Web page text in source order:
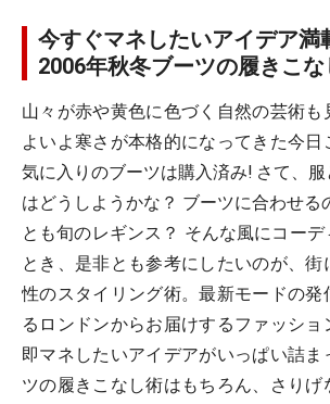
今すぐマネしたいアイデア満
2006年秋冬ブーツの履きこな
山々が赤や黄色に色づく自然の芸術も
よいよ寒さが本格的になってきた今日
気に入りのブーツは購入済み! さて、
はどうしようかな？ ブーツに合わせる
とも旬のレギンス？ そんな風にコー
とき、是非とも参考にしたいのが、
性のスタイリング術。最新モードの発
るロンドンからお届けするファッショ
即マネしたいアイデアがいっぱい詰ま
ツの履きこなし術はもちろん、さりげ